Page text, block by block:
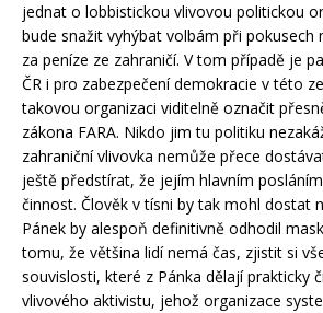
jednat o lobbistickou vlivovou politickou
bude snažit vyhýbat volbám při pokusech
za peníze ze zahraničí. V tom případě je
ČR i pro zabezpečení demokracie v této
takovou organizaci viditelně označit
zákona FARA. Nikdo jim tu politiku
zahraniční vlivovka nemůže přece
ještě předstírat, že jejím hlavním
činnost. Člověk v tísni by tak mohl dostat
Pánek by alespoň definitivně odhodil
tomu, že většina lidí nemá čas, zjistit si
souvislosti, které z Pánka dělají prakticky
vlivového aktivistu, jehož organizace